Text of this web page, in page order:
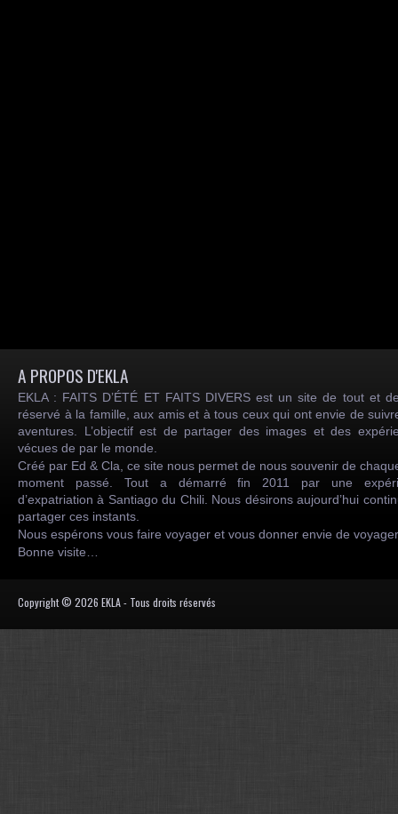
A PROPOS D'EKLA
EKLA : FAITS D’ÉTÉ ET FAITS DIVERS est un site de tout et
réservé à la famille, aux amis et à tous ceux qui ont envie de
aventures. L’objectif est de partager des images et des
vécues de par le monde.
Créé par Ed & Cla, ce site nous permet de nous souvenir de
moment passé. Tout a démarré fin 2011 par une
d’expatriation à Santiago du Chili. Nous désirons aujourd’hui
partager ces instants.
Nous espérons vous faire voyager et vous donner envie de
Bonne visite…
Copyright © 2026 EKLA - Tous droits réservés